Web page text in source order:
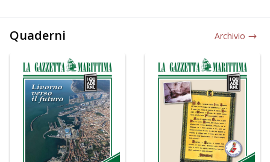
Quaderni Archivio